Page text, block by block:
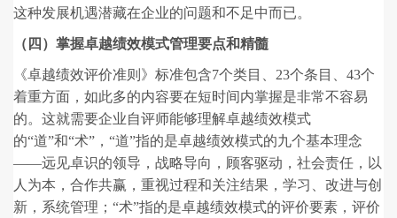
这种发展机遇潜藏在企业的问题和不足中而已。
（四）掌握卓越绩效模式管理要点和精髓
《卓越绩效评价准则》标准包含7个类目、23个条目、43个
着重方面，如此多的内容要在短时间内掌握是非常不容易
的。这就需要企业自评师能够理解卓越绩效模式
的“道”和“术”，“道”指的是卓越绩效模式的九个基本理念
——远见卓识的领导，战略导向，顾客驱动，社会责任，以
人为本，合作共赢，重视过程和关注结果，学习、改进与创
新，系统管理；“术”指的是卓越绩效模式的评价要素，评价